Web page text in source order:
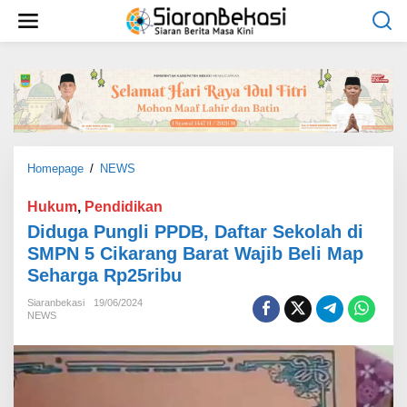
w
Homepage / NEWS
d
g
a
P
n
i
P
Hukum, Pendidikan
Diduga Pungli PPDB, Daftar Sekolah di
SMPN 5 Cikarang Barat Wajib Beli Map
Seharga Rp25ribu
Siaranbekasi
19/06/2024
NEWS